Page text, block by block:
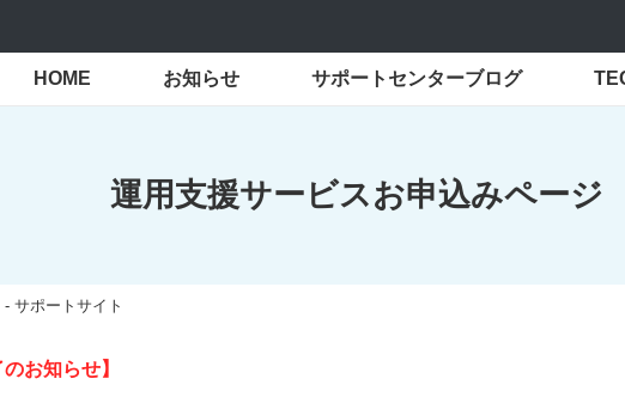
HOME お知らせ サポートセンターブログ
運用支援サービスお申込みページ
サポートサイト
お知らせ】